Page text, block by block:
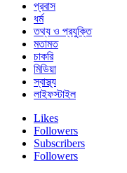
প্রবাস
ধর্ম
তথ্য ও প্রযুক্তি
মতামত
চাকরি
মিডিয়া
স্বাস্থ্য
লাইফস্টাইল
Likes
Followers
Subscribers
Followers